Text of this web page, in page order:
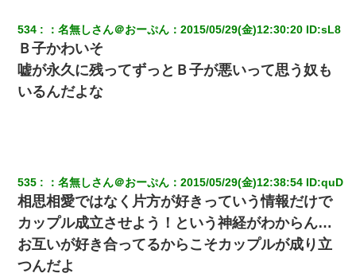
私『貯金貯まったし、やっと家建てられるね！』夫「実家
を二世帯住宅にした。それに貯金使った」→私『離婚しよ
う』夫「えっ」私『使った貯金はあげるから』→すると…
元旦那から復縁要請。息子「最新型のiPhoneも買えない貧
も「愛してます」って送ったら
夫の友達がBBQを定期的に開催して夫婦で参加してたんだ
けど、女性側のリーダーみたいな人に「BBQは友達とやり
なよ！」と言われて…
534 ：名無しさん＠おーぷん ：2015/05/29(金)12:30:20 ID:sL8
Ｂ子かわいそ
嘘が永久に残ってずっとＢ子が悪いって思う奴も
いるんだよな
535 ：名無しさん＠おーぷん ：2015/05/29(金)12:38:54 ID:quD
相思相愛ではなく片方が好きっていう情報だけで
カップル成立させよう！という神経がわからん…
お互いが好き合ってるからこそカップルが成り立
つんだよ